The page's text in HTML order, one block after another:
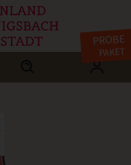
PROBE
PAKET